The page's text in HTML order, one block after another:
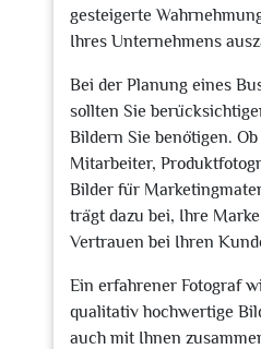
gesteigerte
Ihres Unternehmens
Bei der Planung eines
sollten Sie
Bildern Sie benötigen.
Mitarbeiter,
Bilder für
trägt dazu bei, Ihre
Vertrauen bei Ihren
Ein erfahrener Fotograf
qualitativ hochwertige
auch mit Ihnen